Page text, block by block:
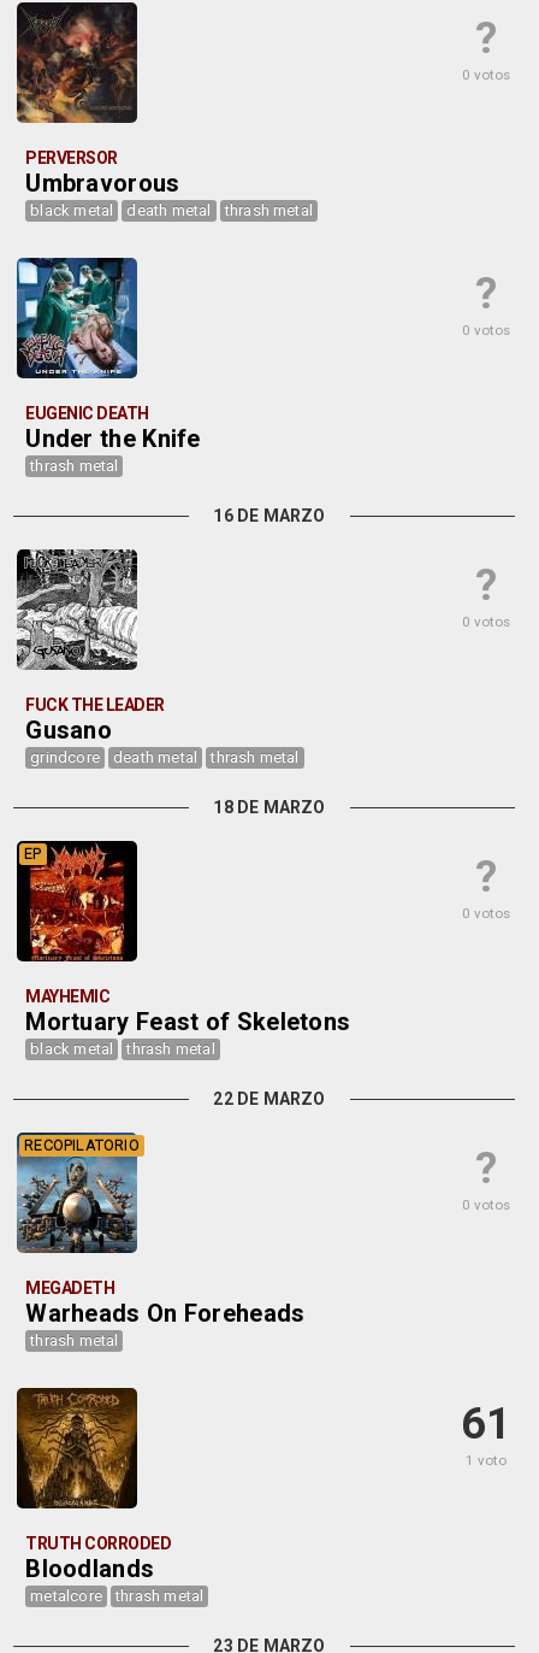
?
0 votos
PERVERSOR
Umbravorous
black metal death metal thrash metal
?
0 votos
EUGENIC DEATH
Under the Knife
thrash metal
16 DE MARZO
?
0 votos
FUCK THE LEADER
Gusano
grindcore death metal thrash metal
18 DE MARZO
?
0 votos
EP
MAYHEMIC
Mortuary Feast of Skeletons
black metal thrash metal
22 DE MARZO
?
0 votos
RECOPILATORIO
MEGADETH
Warheads On Foreheads
thrash metal
61
1 voto
TRUTH CORRODED
Bloodlands
metalcore thrash metal
23 DE MARZO